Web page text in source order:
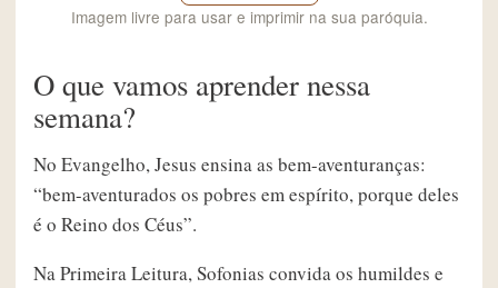
Imagem livre para usar e imprimir na sua paróquia.
O que vamos aprender nessa
semana?
No Evangelho, Jesus ensina as bem-aventuranças:
“bem-aventurados os pobres em espírito, porque deles
é o Reino dos Céus”.
Na Primeira Leitura, Sofonias convida os humildes e